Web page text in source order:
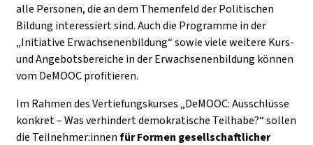
alle Personen, die an dem Themenfeld der Politischen
Bildung interessiert sind. Auch die Programme in der
„Initiative Erwachsenenbildung“ sowie viele weitere Kurs-
und Angebotsbereiche in der Erwachsenenbildung können
vom DeMOOC profitieren.
Im Rahmen des Vertiefungskurses „DeMOOC: Ausschlüsse
konkret – Was verhindert demokratische Teilhabe?“ sollen
die Teilnehmer:innenfür Formen gesellschaftlicher